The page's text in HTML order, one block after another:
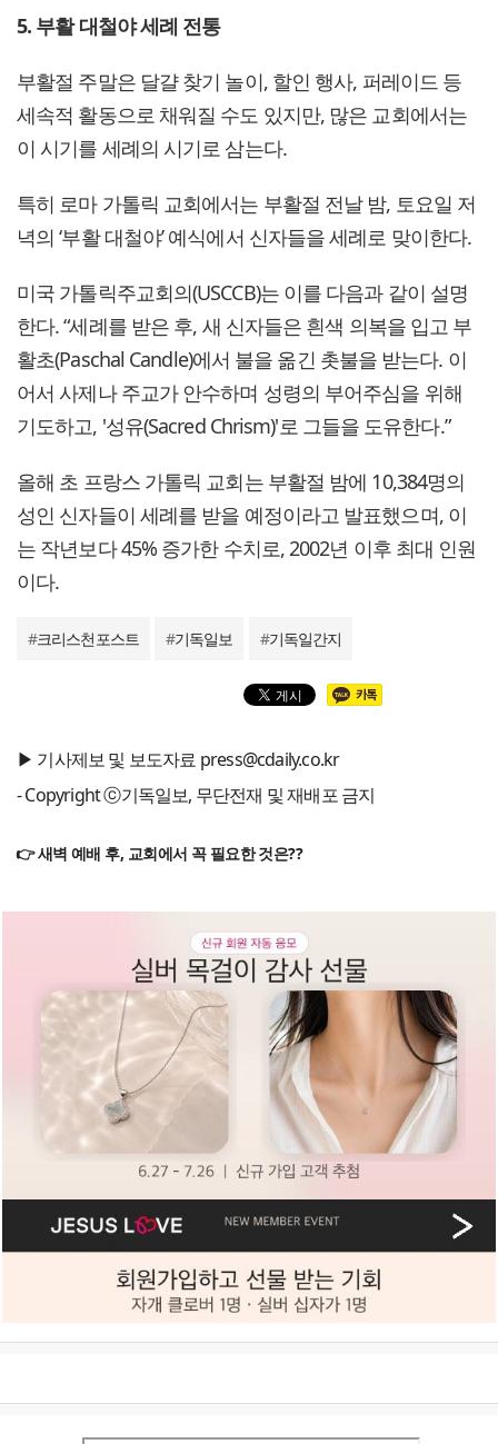
5. 부활 대철야 세례 전통
부활절 주말은 달걀 찾기 놀이, 할인 행사, 퍼레이드 등
세속적 활동으로 채워질 수도 있지만, 많은 교회에서는
이 시기를 세례의 시기로 삼는다.
특히 로마 가톨릭 교회에서는 부활절 전날 밤, 토요일 저
녁의 ‘부활 대철야’ 예식에서 신자들을 세례로 맞이한다.
미국 가톨릭주교회의(USCCB)는 이를 다음과 같이 설명
한다. “세례를 받은 후, 새 신자들은 흰색 의복을 입고 부
활초(Paschal Candle)에서 불을 옮긴 촛불을 받는다. 이
어서 사제나 주교가 안수하며 성령의 부어주심을 위해
기도하고, '성유(Sacred Chrism)'로 그들을 도유한다.”
올해 초 프랑스 가톨릭 교회는 부활절 밤에 10,384명의
성인 신자들이 세례를 받을 예정이라고 발표했으며, 이
는 작년보다 45% 증가한 수치로, 2002년 이후 최대 인원
이다.
#크리스천포스트 #기독일보 #기독일간지
▶ 기사제보 및 보도자료 press@cdaily.co.kr
- Copyright ⓒ기독일보, 무단전재 및 재배포 금지
👉 새벽 예배 후, 교회에서 꼭 필요한 것은??